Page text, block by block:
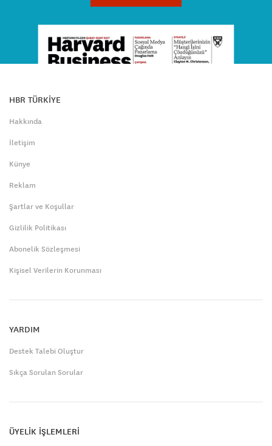
HBR TÜRKİYE
Hakkında
İletişim
Künye
Reklam
Şartlar ve Koşullar
Gizlilik Politikası
Abonelik Sözleşmesi
Kişisel Verilerin Korunması
YARDIM
Destek Talebi Oluştur
Sıkça Sorulan Sorular
ÜYELİK İŞLEMLERİ